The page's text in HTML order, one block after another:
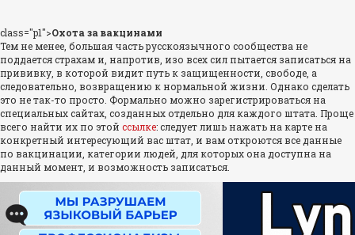
class="p1">Охота за вакцинами
Тем не менее, большая часть русскоязычного сообщества не
поддается страхам и, напротив, изо всех сил пытается записаться на
прививку, в которой видит путь к защищенности, свободе, а
следовательно, возвращению к нормальной жизни. Однако сделать
это не так-то просто. Формально можно зарегистрироваться на
специальных сайтах, созданных отдельно для каждого штата. Проще
всего найти их по этой ссылке: следует лишь нажать на карте на
конкретный интересующий вас штат, и вам откроются все данные
по вакцинации, категории людей, для которых она доступна на
данный момент, и возможность записаться.